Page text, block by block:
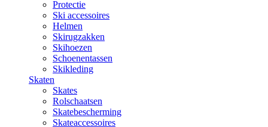
Protectie
Ski accessoires
Helmen
Skirugzakken
Skihoezen
Schoenentassen
Skikleding
Skaten
Skates
Rolschaatsen
Skatebescherming
Skateaccessoires